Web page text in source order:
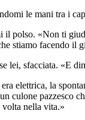
le mani tra i
polso. «Non ti
stiamo facendo
lei, sfacciata. «E
elettrica, la
culone pazzesco
volta nella vita.»